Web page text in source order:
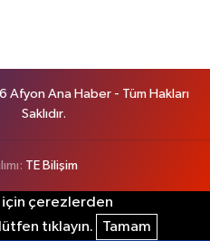
Ana Haber - Tüm Hakları
Saklıdır.
TE Bilişim
için çerezlerden
tıklayın.
Tamam